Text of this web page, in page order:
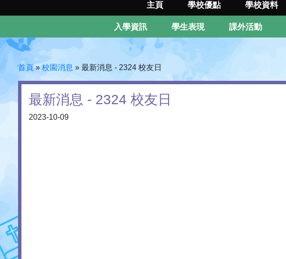
主頁 學校優點 學校資料
入學資訊 學生表現 課外活動
首頁» 校園消息 » 最新消息 - 2324 校友日
最新消息 - 2324 校友日
2023-10-09